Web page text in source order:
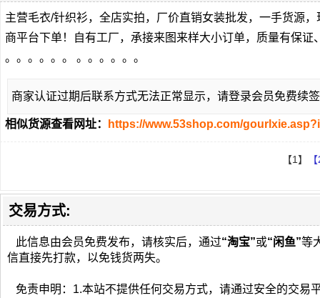
主营毛衣/针织衫，全店实拍，厂价直销女装批发，一手货源
商平台下单！自有工厂，承接来图来样大小订单，质量有保
。。。。。。 。。。。。。
商家认证过期后联系方式无法正常显示，请登录会员免费续
相似货源查看网址： https://www.53shop.com/
【1】
交易方式:
此信息由会员免费发布，请核实后，通过“淘宝”或“闲鱼”等
信直接先打款，以免钱货两失。
免责申明：1.本站不提供任何交易方式，请通过安全的交易